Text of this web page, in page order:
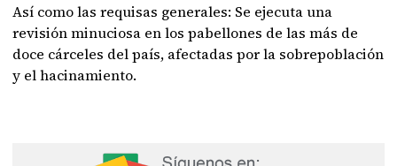
Así como las requisas generales: Se ejecuta una
revisión minuciosa en los pabellones de las más de
doce cárceles del país, afectadas por la sobrepoblación
y el hacinamiento.